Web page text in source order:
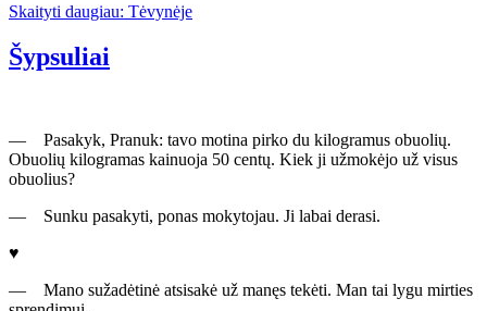
Skaityti daugiau: Tėvynėje
Šypsuliai
— Pasakyk, Pranuk: tavo motina pirko du kilogramus obuolių.
Obuolių kilogramas kainuoja 50 centų. Kiek ji užmokėjo už visus
obuolius?
— Sunku pasakyti, ponas mokytojau. Ji labai derasi.
♥
— Mano sužadėtinė atsisakė už manęs tekėti. Man tai lygu mirties